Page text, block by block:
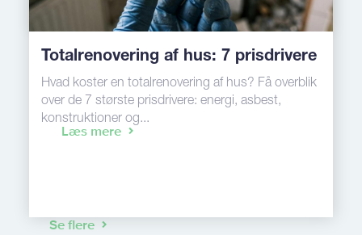
Se flere
Totalrenovering af hus: 7 prisdrivere
Hvad koster en totalrenovering af hus? Få overblik
over de 7 største prisdrivere: energi, asbest,
konstruktioner og...
Læs mere